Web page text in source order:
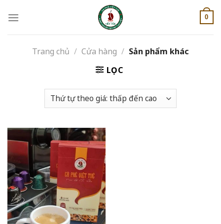
0
Trang chủ / Cửa hàng / Sản phẩm khác
LỌC